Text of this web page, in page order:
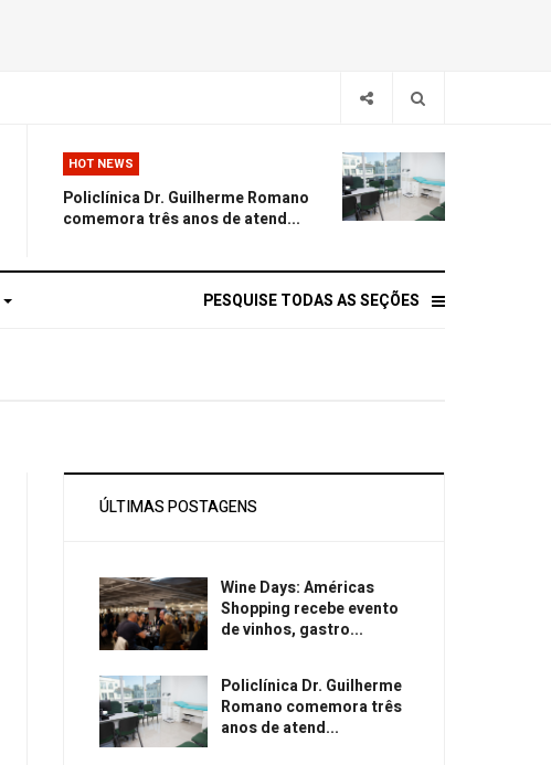
HOT NEWS
Policlínica Dr. Guilherme Romano
comemora três anos de atend...
PESQUISE TODAS AS SEÇÕES
ÚLTIMAS POSTAGENS
Wine Days: Américas
Shopping recebe evento
de vinhos, gastro...
Policlínica Dr. Guilherme
Romano comemora três
anos de atend...